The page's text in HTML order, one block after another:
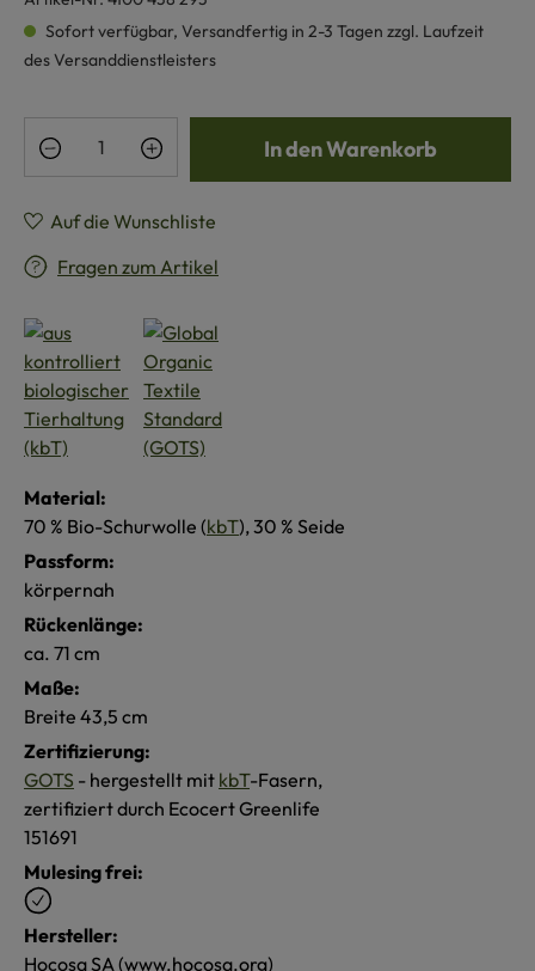
Sofort verfügbar, Versandfertig in 2-3 Tagen zzgl. Laufzeit
des Versanddienstleisters
Produkt Anzahl: Gib den gewünschten
In den Warenkorb
Auf die Wunschliste
Fragen zum Artikel
Material:
70 % Bio-Schurwolle (kbT), 30 % Seide
Passform:
körpernah
Rückenlänge:
ca. 71 cm
Maße:
Breite 43,5 cm
Zertifizierung:
GOTS - hergestellt mit kbT-Fasern,
zertifiziert durch Ecocert Greenlife
151691
Mulesing frei:
Hersteller:
Hocosa SA (www.hocosa.org)